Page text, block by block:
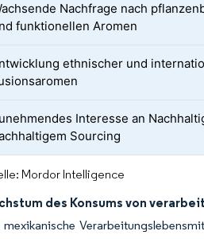
Nachfrage nach
funktionellen Aromen
ethnischer und
Interesse an
Sourcing
Mordor Intelligence
des Konsums von